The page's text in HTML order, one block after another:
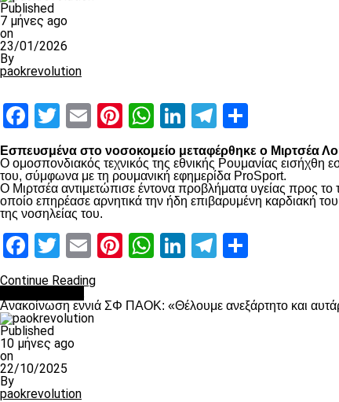
Published
7 μήνες ago
on
23/01/2026
By
paokrevolution
Facebook
Twitter
EmailPinterest
WhatsApp
LinkedIn
Telegram
Εσπευσμένα στο νοσοκομείο μεταφέρθηκε ο Μιρτσέα
Ο ομοσπονδιακός τεχνικός της εθνικής Ρουμανίας εισήχθη
του, σύμφωνα με τη ρουμανική εφημερίδα ProSport.
Ο Μιρτσέα αντιμετώπισε έντονα προβλήματα υγείας προς
οποίο επηρέασε αρνητικά την ήδη επιβαρυμένη καρδιακή
της νοσηλείας του.
Facebook
Twitter
EmailPinterest
WhatsApp
LinkedIn
Telegram
Continue Reading
Ανακοίνωση εννιά ΣΦ ΠΑΟΚ: «Θέλουμε ανεξάρτητο και
Published
10 μήνες ago
on
22/10/2025
By
paokrevolution